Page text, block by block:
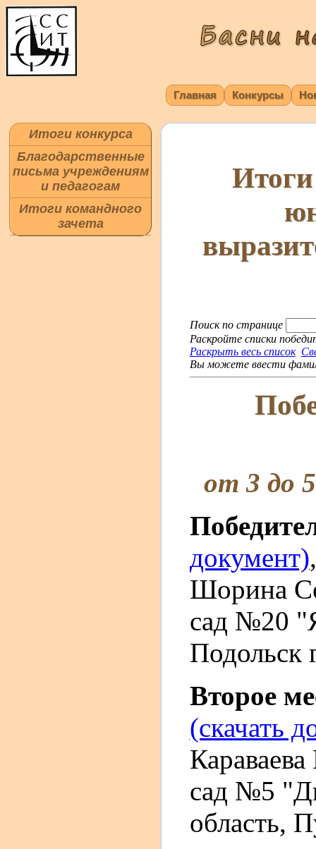
Главная Конкурсы
Итоги конкурса
Благодарственные
письма учреждениям
и педагогам
Итоги командного
зачета
Итоги
Поиск по странице
Раскройте списки
Раскрыть весь список
Вы можете ввести
от 3 до
документ)
Шорина
сад №20
Подольск
Второе
(скачать
сад №5
область,